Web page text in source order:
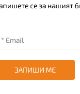
се за нашият
ЗАПИШИ МЕ